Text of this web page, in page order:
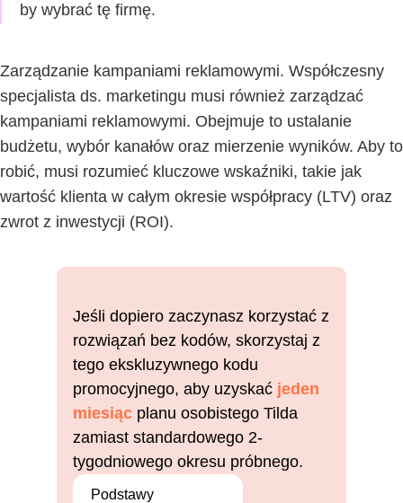
by wybrać tę firmę.
Zarządzanie kampaniami reklamowymi. Współczesny
specjalista ds. marketingu musi również zarządzać
kampaniami reklamowymi. Obejmuje to ustalanie
budżetu, wybór kanałów oraz mierzenie wyników. Aby to
robić, musi rozumieć kluczowe wskaźniki, takie jak
wartość klienta w całym okresie współpracy (LTV) oraz
zwrot z inwestycji (ROI).
Jeśli dopiero zaczynasz korzystać z
rozwiązań bez kodów, skorzystaj z
tego ekskluzywnego kodu
promocyjnego, aby uzyskać jeden
miesiąc planu osobistego Tilda
zamiast standardowego 2-
tygodniowego okresu próbnego.
Podstawy